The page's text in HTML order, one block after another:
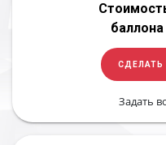
СДЕЛАТЬ
Задать